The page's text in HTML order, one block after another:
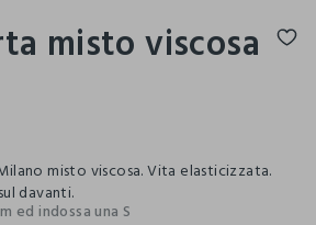
misto viscosa
misto viscosa. Vita elasticizzata.
davanti.
ed indossa una S